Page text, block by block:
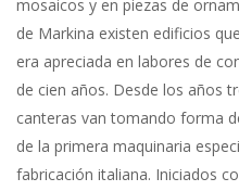
mosaicos y en piezas de
de Markina existen edificios
era apreciada en labores de
de cien años. Desde los años
canteras van tomando forma
de la primera maquinaria
fabricación italiana. Iniciados